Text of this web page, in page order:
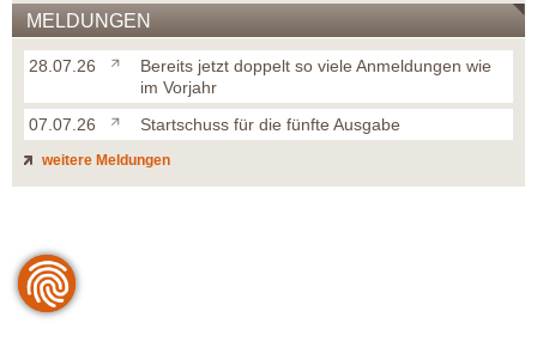
MELDUNGEN
28.07.26
Bereits jetzt doppelt so viele Anmeldungen wie
im Vorjahr
07.07.26
Startschuss für die fünfte Ausgabe
weitere Meldungen